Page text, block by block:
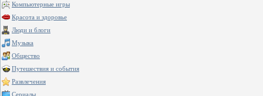
Компьютерные игры
Красота и здоровье
Люди и блоги
Музыка
Общество
Путешествия и события
Развлечения
Сериалы